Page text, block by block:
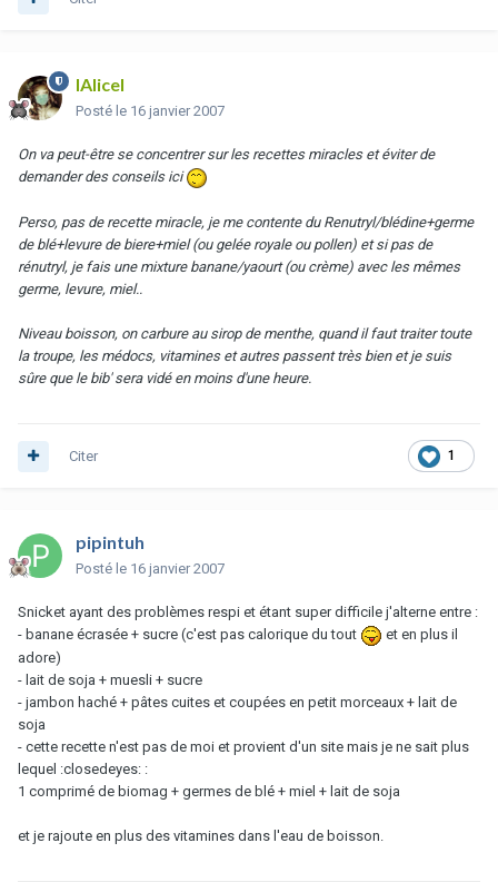
lAlicel
Posté le 16 janvier 2007
On va peut-être se concentrer sur les recettes miracles et éviter de
demander des conseils ici
Perso, pas de recette miracle, je me contente du Renutryl/blédine+germe
de blé+levure de biere+miel (ou gelée royale ou pollen) et si pas de
rénutryl, je fais une mixture banane/yaourt (ou crème) avec les mêmes
germe, levure, miel..
Niveau boisson, on carbure au sirop de menthe, quand il faut traiter toute
la troupe, les médocs, vitamines et autres passent très bien et je suis
sûre que le bib' sera vidé en moins d'une heure.
1
Citer
pipintuh
Posté le 16 janvier 2007
Snicket ayant des problèmes respi et étant super difficile j'alterne entre :
- banane écrasée + sucre (c'est pas calorique du tout
et en plus il
adore)
- lait de soja + muesli + sucre
- jambon haché + pâtes cuites et coupées en petit morceaux + lait de
soja
- cette recette n'est pas de moi et provient d'un site mais je ne sait plus
lequel :closedeyes: :
1 comprimé de biomag + germes de blé + miel + lait de soja
et je rajoute en plus des vitamines dans l'eau de boisson.